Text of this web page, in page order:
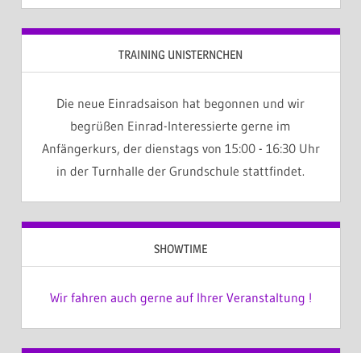
TRAINING UNISTERNCHEN
Die neue Einradsaison hat begonnen und wir
begrüßen Einrad-Interessierte gerne im
Anfängerkurs, der dienstags von 15:00 - 16:30 Uhr
in der Turnhalle der Grundschule stattfindet.
SHOWTIME
Wir fahren auch gerne auf Ihrer Veranstaltung !